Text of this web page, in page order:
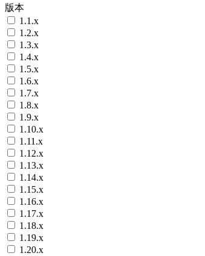
版本
1.1.x
1.2.x
1.3.x
1.4.x
1.5.x
1.6.x
1.7.x
1.8.x
1.9.x
1.10.x
1.11.x
1.12.x
1.13.x
1.14.x
1.15.x
1.16.x
1.17.x
1.18.x
1.19.x
1.20.x